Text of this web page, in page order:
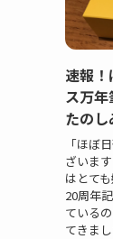
速報
ス万
たの
「ほぼ
ざいま
はとて
20周年
ている
てきま